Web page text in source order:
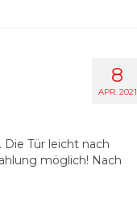
8
APR. 2021
Tür leicht nach
möglich! Nach